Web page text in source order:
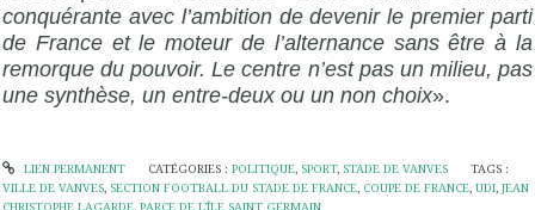
conquérante avec l’ambition de devenir le premier parti
de France et le moteur de l’alternance sans être à la
remorque du pouvoir. Le centre n’est pas un milieu, pas
une synthèse, un entre-deux ou un non choix».
LIEN PERMANENT CATÉGORIES : POLITIQUE, SPORT, STADE DE VANVES
TAGS :
VILLE DE VANVES, SECTION FOOTBALL DU STADE DE FRANCE, COUPE DE FRANCE, UDI, JEAN